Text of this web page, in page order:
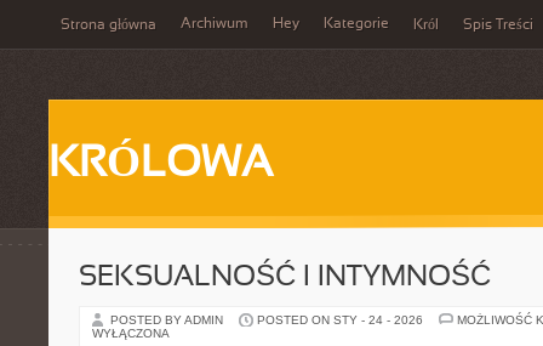
Strona główna Archiwum Hey Kategorie Król Spis Treści
KRÓLOWA
SEKSUALNOŚĆ I INTYMNOŚĆ
POSTED BY ADMIN POSTED ON STY - 24 - 2026
MOŻLIWOŚĆ
WYŁĄCZONA